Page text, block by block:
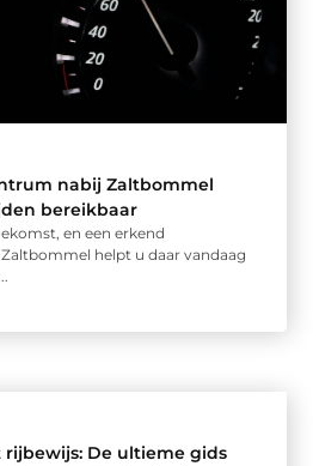
nabij Zaltbommel
bereikbaar
en een erkend
helpt u daar vandaag
De ultieme gids